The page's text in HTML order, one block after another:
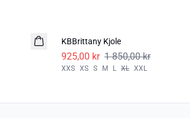
KBBrittany Kjole
925,00 kr 1 850,00 kr
XXS XS S M L XL XXL